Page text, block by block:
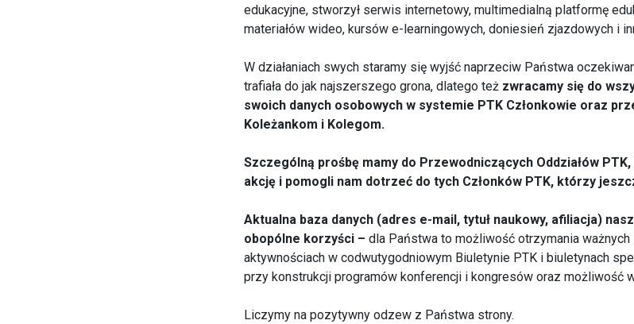
edukacyjne, stworzył serwis internetowy, multimedialną platformę
materiałów wideo, kursów e-learningowych, doniesień zjazdowych i
W działaniach swych staramy się wyjść naprzeciw Państwa
trafiała do jak najszerszego grona, dlatego też zwracamy się do
swoich danych osobowych w systemie PTK Członkowie oraz
Koleżankom i Kolegom.
Szczególną prośbę mamy do Przewodniczących Oddziałów
akcję i pomogli nam dotrzeć do tych Członków PTK, którzy
Aktualna baza danych (adres e-mail, tytuł naukowy, afiliacja)
obopólne korzyści – dla Państwa to możliwość otrzymania
aktywnościach w codwutygodniowym Biuletynie PTK i biuletynach
przy konstrukcji programów konferencji i kongresów oraz możliwość
Liczymy na pozytywny odzew z Państwa strony.